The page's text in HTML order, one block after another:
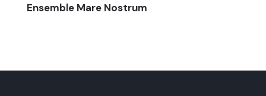
Ensemble Mare Nostrum